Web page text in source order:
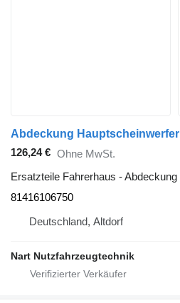
126,24 € Ohne MwSt.
Ersatzteile Fahrerhaus - Abdeckung
81416106750
Deutschland, Altdorf
Nart Nutzfahrzeugtechnik